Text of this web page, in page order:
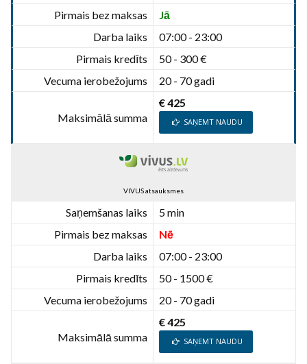
Pirmais bez maksas
Jā
Darba laiks
07:00 - 23:00
Pirmais kredīts
50 - 300 €
Vecuma ierobežojums
20 - 70 gadi
Maksimālā summa
€ 425
SAŅEMT NAUDU
VIVUS atsauksmes
Saņemšanas laiks
5 min
Pirmais bez maksas
Nē
Darba laiks
07:00 - 23:00
Pirmais kredīts
50 - 1500 €
Vecuma ierobežojums
20 - 70 gadi
Maksimālā summa
€ 425
SAŅEMT NAUDU